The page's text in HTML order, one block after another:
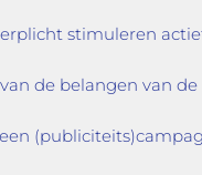
stimuleren
de belangen van